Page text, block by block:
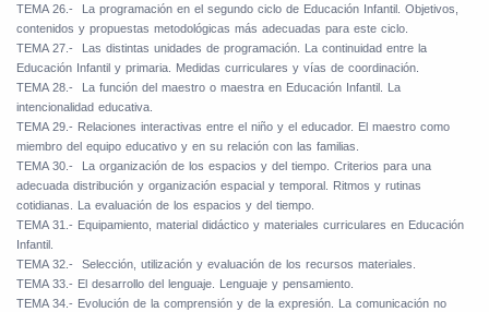
TEMA 26.-
La programación en el segundo ciclo de Educación Infantil. Objetivos,
contenidos y propuestas metodológicas más adecuadas para este ciclo.
TEMA 27.-
Las distintas unidades de programación. La continuidad entre la
Educación Infantil y primaria. Medidas curriculares y vías de coordinación.
TEMA 28.-
La función del maestro o maestra en Educación Infantil. La
intencionalidad educativa.
TEMA 29.- Relaciones interactivas entre el niño y el educador. El maestro como
miembro del equipo educativo y en su relación con las familias.
TEMA 30.-
La organización de los espacios y del tiempo. Criterios para una
adecuada distribución y organización espacial y temporal. Ritmos y rutinas
cotidianas. La evaluación de los espacios y del tiempo.
TEMA 31.- Equipamiento, material didáctico y materiales curriculares en Educación
Infantil.
TEMA 32.-
Selección, utilización y evaluación de los recursos materiales.
TEMA 33.- El desarrollo del lenguaje. Lenguaje y pensamiento.
TEMA 34.- Evolución de la comprensión y de la expresión. La comunicación no